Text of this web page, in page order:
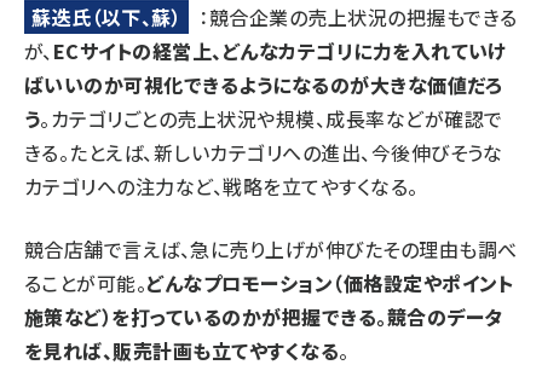
蘇迭氏（以下、蘇）
：競合企業の売上状況の把握もできる
が、 ECサイトの経営上、どんなカテゴリに力を入れていけ
ばいいのか可視化できるようになるのが大きな価値だろ
う。カテゴリごとの売上状況や規模、成長率などが確認で
きる。たとえば、新しいカテゴリへの進出、今後伸びそうな
カテゴリへの注力など、戦略を立てやすくなる。
競合店舗で言えば、急に売り上げが伸びたその理由も調べ
ることが可能。どんなプロモーション（価格設定やポイント
施策など）を打っているのかが把握できる。競合のデータ
を見れば、販売計画も立てやすくなる。